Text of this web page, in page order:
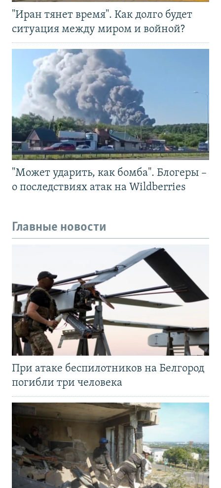
"Иран тянет время". Как долго будет
ситуация между миром и войной?
"Может ударить, как бомба". Блогеры –
о последствиях атак на Wildberries
Главные новости
При атаке беспилотников на Белгород
погибли три человека